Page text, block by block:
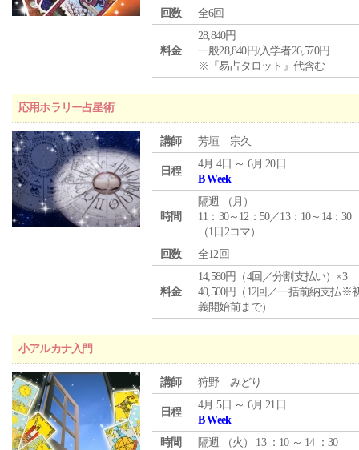
回数
全6回
料金
28,840円
一般28,840円/入学者26,570円
※『易占タロット』代含む
応用ホラリー占星術
講師 芳垣 宗久
日程
4月 4日 ～ 6月 20日
B Week
時間
隔週 （ 月 ）
11：30～12：50／13：10～14：30
（1日2コマ）
回数
全12回
料金
14,580円（4回／分割支払い）×3
40,500円（12回／一括前納支払※
義開始前まで）
小アルカナ入門
講師 狩野 みどり
日程
4月 5日 ～ 6月 21日
B Week
時間
隔週 （火 ） 13 ：10 ～ 14 ：30